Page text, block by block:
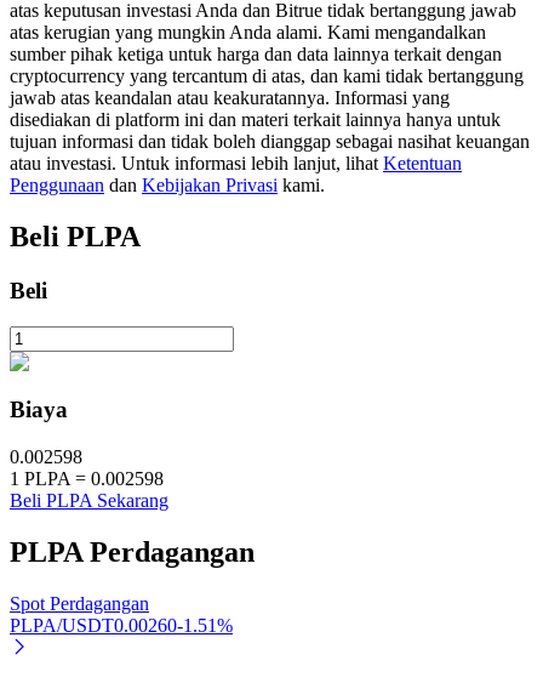
Penguncian BTR
Investasi eksklusif untuk pemegang BTR
Layanan pinjaman yang didukung Crypto
atas keputusan investasi Anda dan Bitrue tidak bertanggung jawab
atas kerugian yang mungkin Anda alami. Kami mengandalkan
sumber pihak ketiga untuk harga dan data lainnya terkait dengan
cryptocurrency yang tercantum di atas, dan kami tidak bertanggung
jawab atas keandalan atau keakuratannya. Informasi yang
disediakan di platform ini dan materi terkait lainnya hanya untuk
tujuan informasi dan tidak boleh dianggap sebagai nasihat keuangan
atau investasi. Untuk informasi lebih lanjut, lihat Ketentuan
Penggunaan dan Kebijakan Privasi kami.
Beli PLPA
Beli
Biaya
0.002598
1 PLPA = 0.002598
Beli PLPA Sekarang
PLPA Perdagangan
Spot Perdagangan
PLPA/USDT0.00260-1.51%